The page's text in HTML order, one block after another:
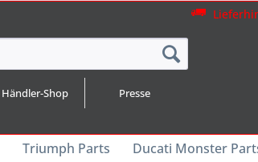
Händler-Shop Presse
Triumph Parts Ducati Monster